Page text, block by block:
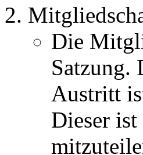
Die
Satzung.
Austritt
Dieser